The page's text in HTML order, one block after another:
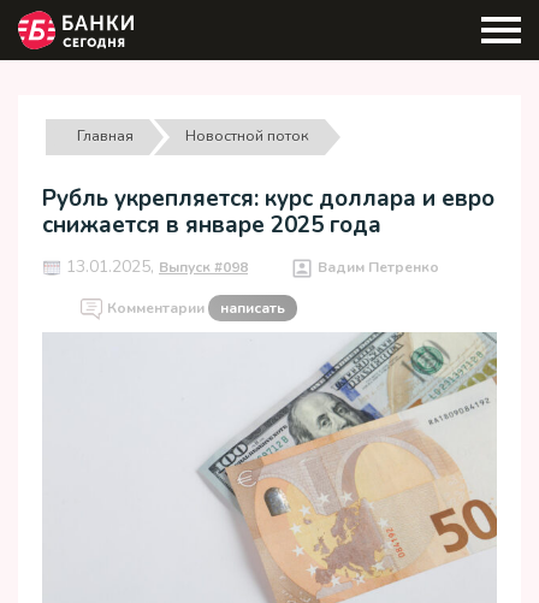
Главная Новостной поток
Рубль укрепляется: курс доллара и евро
снижается в январе 2025 года
13.01.2025, Выпуск #098 Вадим Петренко
Комментарии написать